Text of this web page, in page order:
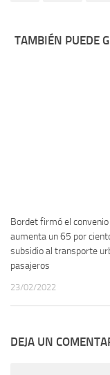
TAMBIÉN PUEDE
Bordet firmó el convenio
aumenta un 65 por
subsidio al transporte
pasajeros
23/02/2022
DEJA UN